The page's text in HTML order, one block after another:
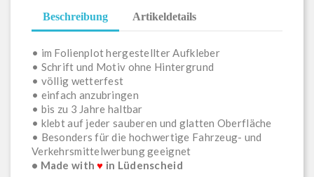
Beschreibung Artikeldetails
• im Folienplot hergestellter Aufkleber
• Schrift und Motiv ohne Hintergrund
• völlig wetterfest
• einfach anzubringen
• bis zu 3 Jahre haltbar
• klebt auf jeder sauberen und glatten Oberfläche
• Besonders für die hochwertige Fahrzeug- und
Verkehrsmittelwerbung geeignet
• Made with♥ in Lüdenscheid